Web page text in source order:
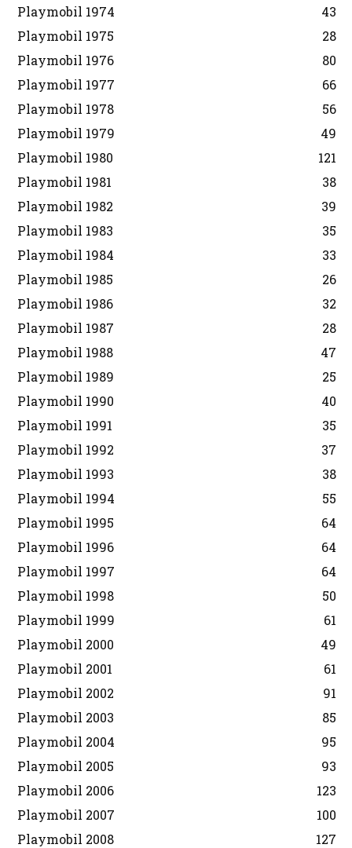
Playmobil 1974
43
Playmobil 1975
28
Playmobil 1976
80
Playmobil 1977
66
Playmobil 1978
56
Playmobil 1979
49
Playmobil 1980
121
Playmobil 1981
38
Playmobil 1982
39
Playmobil 1983
35
Playmobil 1984
33
Playmobil 1985
26
Playmobil 1986
32
Playmobil 1987
28
Playmobil 1988
47
Playmobil 1989
25
Playmobil 1990
40
Playmobil 1991
35
Playmobil 1992
37
Playmobil 1993
38
Playmobil 1994
55
Playmobil 1995
64
Playmobil 1996
64
Playmobil 1997
64
Playmobil 1998
50
Playmobil 1999
61
Playmobil 2000
49
Playmobil 2001
61
Playmobil 2002
91
Playmobil 2003
85
Playmobil 2004
95
Playmobil 2005
93
Playmobil 2006
123
Playmobil 2007
100
Playmobil 2008
127